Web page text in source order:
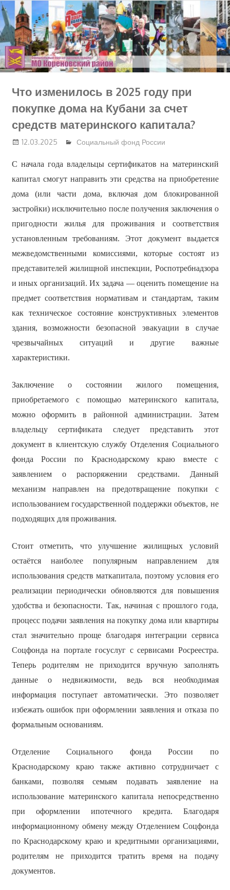
Перейти
к
содержимому
Что изменилось в 2025 году при
покупке дома на Кубани за счет
средств материнского капитала?
12.03.2025 Социальный фонд России
С начала года владельцы сертификатов на материнский
капитал смогут направить эти средства на приобретение
дома (или части дома, включая дом блокированной
застройки) исключительно после получения заключения о
пригодности жилья для проживания и соответствия
установленным требованиям. Этот документ выдается
межведомственными комиссиями, которые состоят из
представителей жилищной инспекции, Роспотребнадзора
и иных организаций. Их задача — оценить помещение на
предмет соответствия нормативам и стандартам, таким
как техническое состояние конструктивных элементов
здания, возможности безопасной эвакуации в случае
чрезвычайных ситуаций и другие важные
характеристики.
Заключение о состоянии жилого помещения,
приобретаемого с помощью материнского капитала,
можно оформить в районной администрации. Затем
владельцу сертификата следует представить этот
документ в клиентскую службу Отделения Социального
фонда России по Краснодарскому краю вместе с
заявлением о распоряжении средствами. Данный
механизм направлен на предотвращение покупки с
использованием государственной поддержки объектов, не
подходящих для проживания.
Стоит отметить, что улучшение жилищных условий
остаётся наиболее популярным направлением для
использования средств маткапитала, поэтому условия его
реализации периодически обновляются для повышения
удобства и безопасности. Так, начиная с прошлого года,
процесс подачи заявления на покупку дома или квартиры
стал значительно проще благодаря интеграции сервиса
Соцфонда на портале госуслуг с сервисами Росреестра.
Теперь родителям не приходится вручную заполнять
данные о недвижимости, ведь вся необходимая
информация поступает автоматически. Это позволяет
избежать ошибок при оформлении заявления и отказа по
формальным основаниям.
Отделение Социального фонда России по
Краснодарскому краю также активно сотрудничает с
банками, позволяя семьям подавать заявление на
использование материнского капитала непосредственно
при оформлении ипотечного кредита. Благодаря
информационному обмену между Отделением Соцфонда
по Краснодарскому краю и кредитными организациями,
родителям не приходится тратить время на подачу
документов.